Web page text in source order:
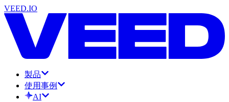
VEED.IO
製品
使用事例
AI